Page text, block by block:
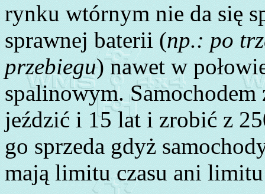
rynku wtórnym nie da się
sprawnej baterii (np.: po
przebiegu) nawet w
spalinowym.
jeździć i 15 lat i zrobić z
go sprzeda gdyż
mają limitu czasu ani